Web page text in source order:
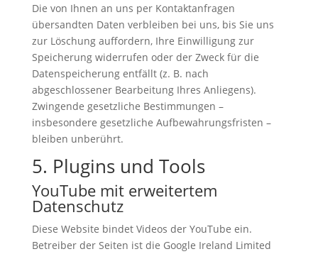
Die von Ihnen an uns per Kontaktanfragen
übersandten Daten verbleiben bei uns, bis Sie uns
zur Löschung auffordern, Ihre Einwilligung zur
Speicherung widerrufen oder der Zweck für die
Datenspeicherung entfällt (z. B. nach
abgeschlossener Bearbeitung Ihres Anliegens).
Zwingende gesetzliche Bestimmungen –
insbesondere gesetzliche Aufbewahrungsfristen –
bleiben unberührt.
5. Plugins und Tools
YouTube mit erweitertem
Datenschutz
Diese Website bindet Videos der YouTube ein.
Betreiber der Seiten ist die Google Ireland Limited